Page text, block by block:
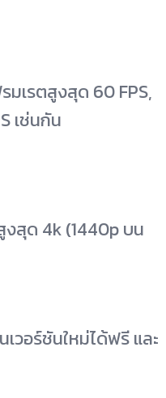
มเรตสูงสุด 60 FPS,
เช่นกัน
งสุด 4k (1440p บน
วอร์ชันใหม่ได้ฟรี และ